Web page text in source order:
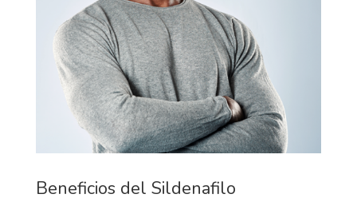
Beneficios del Sildenafilo